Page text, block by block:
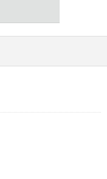
ネイビー＞